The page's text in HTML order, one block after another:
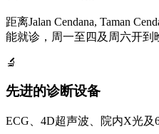
距离Jalan Cendana, Taman
能就诊，周一至四及周六开到
🔬
先进的诊断设备
ECG、4D超声波、院内X光及